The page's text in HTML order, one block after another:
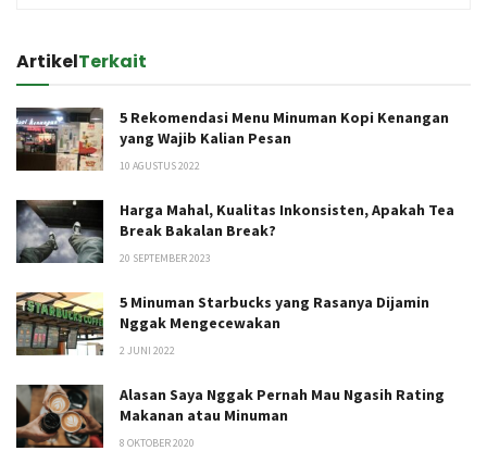
ArtikelTerkait
5 Rekomendasi Menu Minuman Kopi Kenangan
yang Wajib Kalian Pesan
10 AGUSTUS 2022
Harga Mahal, Kualitas Inkonsisten, Apakah Tea
Break Bakalan Break?
20 SEPTEMBER 2023
5 Minuman Starbucks yang Rasanya Dijamin
Nggak Mengecewakan
2 JUNI 2022
Alasan Saya Nggak Pernah Mau Ngasih Rating
Makanan atau Minuman
8 OKTOBER 2020